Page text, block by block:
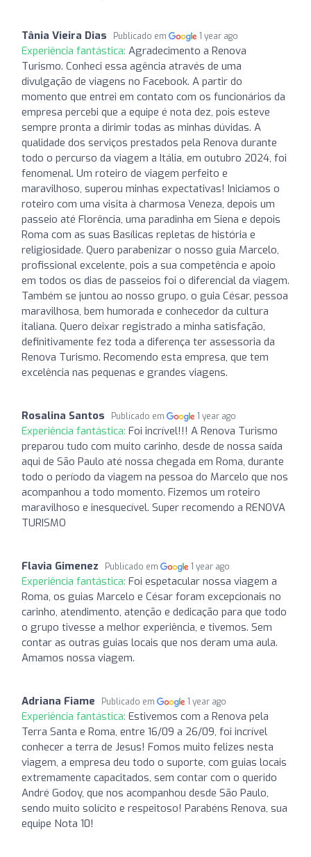
Tânia Vieira Dias Publicado em 1 year ago
Experiência fantástica: Agradecimento a Renova
Turismo. Conheci essa agência através de uma
divulgação de viagens no Facebook. A partir do
momento que entrei em contato com os funcionários da
empresa percebi que a equipe é nota dez, pois esteve
sempre pronta a dirimir todas as minhas dúvidas. A
qualidade dos serviços prestados pela Renova durante
todo o percurso da viagem a Itália, em outubro 2024, foi
fenomenal. Um roteiro de viagem perfeito e
maravilhoso, superou minhas expectativas! Iniciamos o
roteiro com uma visita à charmosa Veneza, depois um
passeio até Florência, uma paradinha em Siena e depois
Roma com as suas Basílicas repletas de história e
religiosidade. Quero parabenizar o nosso guia Marcelo,
profissional excelente, pois a sua competência e apoio
em todos os dias de passeios foi o diferencial da viagem.
Também se juntou ao nosso grupo, o guia César, pessoa
maravilhosa, bem humorada e conhecedor da cultura
italiana. Quero deixar registrado a minha satisfação,
definitivamente fez toda a diferença ter assessoria da
Renova Turismo. Recomendo esta empresa, que tem
excelência nas pequenas e grandes viagens.
Rosalina Santos Publicado em 1 year ago
Experiência fantástica: Foi incrível!!! A Renova Turismo
preparou tudo com muito carinho, desde de nossa saída
aqui de São Paulo até nossa chegada em Roma, durante
todo o período da viagem na pessoa do Marcelo que nos
acompanhou a todo momento. Fizemos um roteiro
maravilhoso e inesquecível. Super recomendo a RENOVA
TURISMO
Flavia Gimenez Publicado em 1 year ago
Experiência fantástica: Foi espetacular nossa viagem a
Roma, os guias Marcelo e César foram excepcionais no
carinho, atendimento, atenção e dedicação para que todo
o grupo tivesse a melhor experiência, e tivemos. Sem
contar as outras guias locais que nos deram uma aula.
Amamos nossa viagem.
Adriana Fiame Publicado em 1 year ago
Experiência fantástica: Estivemos com a Renova pela
Terra Santa e Roma, entre 16/09 a 26/09, foi incrível
conhecer a terra de Jesus! Fomos muito felizes nesta
viagem, a empresa deu todo o suporte, com guias locais
extremamente capacitados, sem contar com o querido
André Godoy, que nos acompanhou desde São Paulo,
sendo muito solícito e respeitoso! Parabéns Renova, sua
equipe Nota 10!